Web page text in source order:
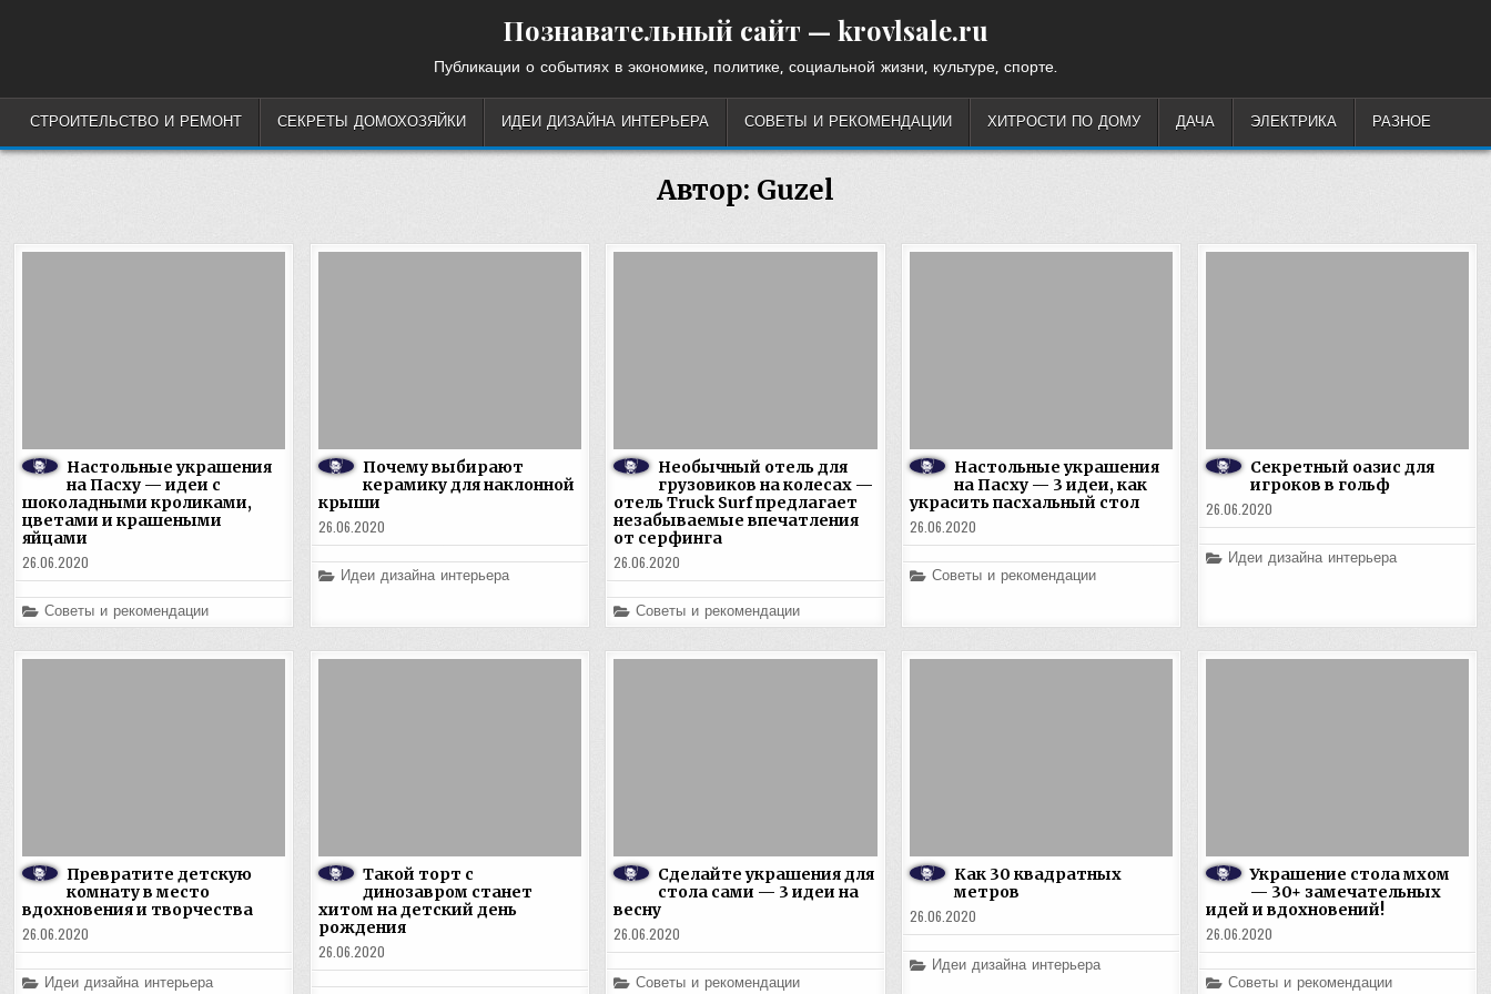
Познавательный сайт — krovlsale.ru
Публикации о событиях в экономике, политике, социальной жизни, культуре, спорте.
СТРОИТЕЛЬСТВО И РЕМОНТ СЕКРЕТЫ ДОМОХОЗЯЙКИ ИДЕИ ДИЗАЙНА ИНТЕРЬЕРА СОВЕТЫ И РЕКОМЕНДАЦИИ ХИТРОСТИ ПО ДОМУ ДАЧА ЭЛЕКТРИКА РАЗНОЕ
Автор: Guzel
Настольные украшения
на Пасху — идеи с
шоколадными кроликами,
цветами и крашеными
яйцами
26.06.2020
Posted
in
Советы и рекомендации
Почему выбирают
керамику для наклонной
крыши
26.06.2020
Posted
in
Идеи дизайна интерьера
Необычный отель для
грузовиков на колесах —
отель Truck Surf предлагает
незабываемые впечатления
от серфинга
26.06.2020
Posted
in
Советы и рекомендации
Настольные украшения
на Пасху — 3 идеи, как
украсить пасхальный стол
26.06.2020
Posted
Советы и рекомендации
Секретный оазис для
игроков в гольф
26.06.2020
Posted
in
Идеи дизайна интерьера
Превратите детскую
комнату в место
вдохновения и творчества
26.06.2020
Posted
Идеи дизайна интерьера
Такой торт с
динозавром станет
хитом на детский день
рождения
26.06.2020
Сделайте украшения для
стола сами — 3 идеи на
весну
26.06.2020
Posted
Советы и рекомендации
Как 30 квадратных
метров
26.06.2020
Posted
in
Идеи дизайна интерьера
Украшение стола мхом
— 30+ замечательных
идей и вдохновений!
26.06.2020
Posted
Советы и рекомендации